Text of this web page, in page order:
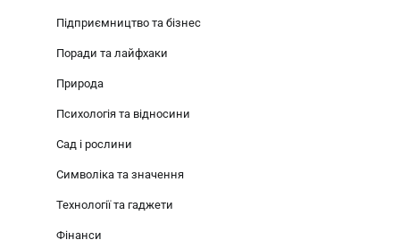
Підприємництво та бізнес
Поради та лайфхаки
Природа
Психологія та відносини
Сад і рослини
Символіка та значення
Технології та гаджети
Фінанси